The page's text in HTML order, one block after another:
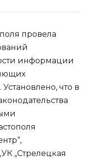
провела
информации
что в
„Стрелецкая